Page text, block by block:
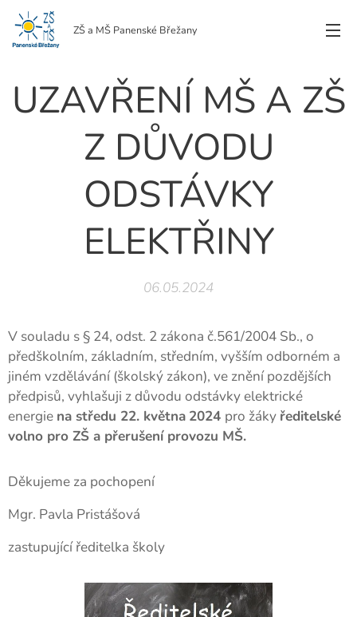
ZŠ a MŠ Panenské Břežany
UZAVŘENÍ MŠ A ZŠ
Z DŮVODU
ODSTÁVKY
ELEKTŘINY
06.05.2024
V souladu s § 24, odst. 2 zákona č.561/2004 Sb., o
předškolním, základním, středním, vyšším odborném a
jiném vzdělávání (školský zákon), ve znění pozdějších
předpisů, vyhlašuji z důvodu odstávky elektrické
energie na středu 22. května 2024 pro žáky ředitelské
volno pro ZŠ a přerušení provozu MŠ.
Děkujeme za pochopení
Mgr. Pavla Pristášová
zastupující ředitelka školy